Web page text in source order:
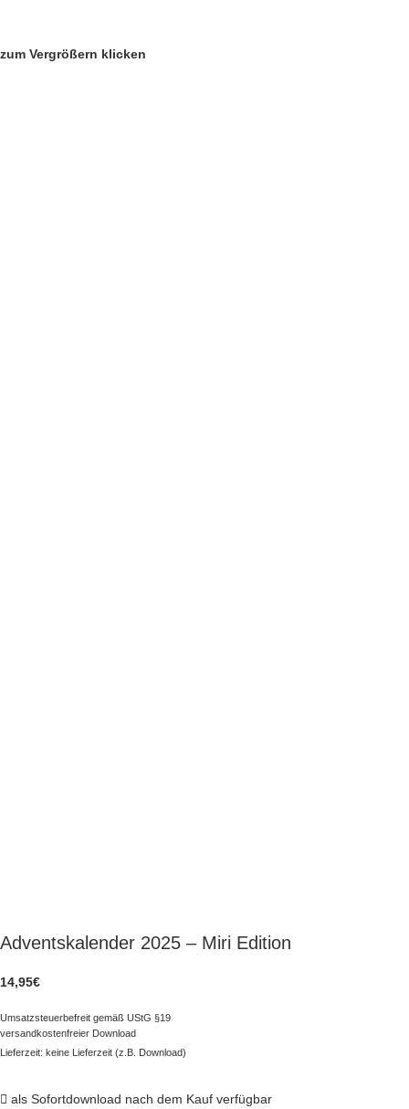
zum Vergrößern klicken
Adventskalender 2025 – Miri Edition
14,95€
Umsatzsteuerbefreit gemäß UStG §19
versandkostenfreier Download
Lieferzeit: keine Lieferzeit (z.B. Download)
als Sofortdownload nach dem Kauf verfügbar